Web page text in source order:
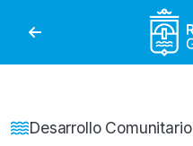
Detalle de la Noticia
Desarrollo Comunitario